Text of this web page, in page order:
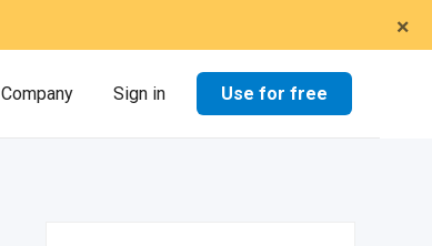
×
Company Sign in Use for free